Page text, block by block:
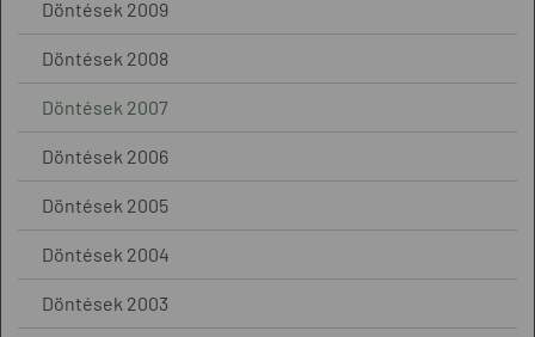
Döntések 2009
Döntések 2008
Döntések 2007
Döntések 2006
Döntések 2005
Döntések 2004
Döntések 2003